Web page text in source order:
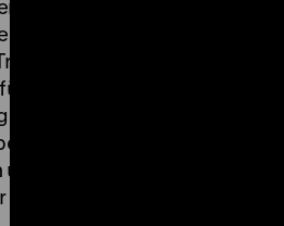
und für
Männliche
die FSK jedoch
und musste
die